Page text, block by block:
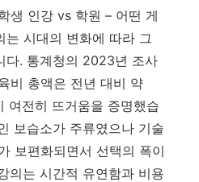
생 인강 vs 학원 – 어떤 게
는 시대의 변화에 따라 그
다. 통계청의 2023년 조사
비 총액은 전년 대비 약
여전히 뜨거움을 증명했습
보습소가 주류였으나 기술
보편화되면서 선택의 폭이
의는 시간적 유연함과 비용